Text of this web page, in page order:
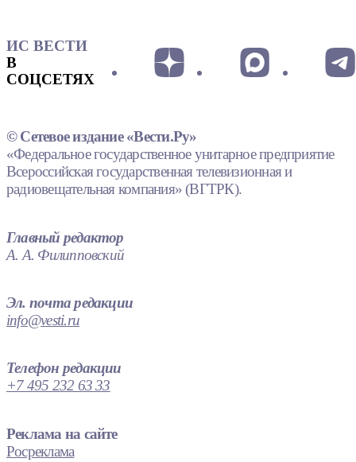
ИС ВЕСТИ
В
СОЦСЕТЯХ
© Сетевое издание «Вести.Ру»
«Федеральное государственное унитарное предприятие
Всероссийская государственная телевизионная и
радиовещательная компания» (ВГТРК).
Главный редактор
А. А. Филипповский
Эл. почта редакции
info@vesti.ru
Телефон редакции
+7 495 232 63 33
Реклама на сайте
Росреклама